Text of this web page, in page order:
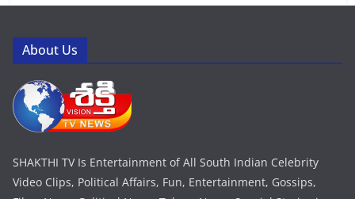
About Us
SHAKTHI TV Is Entertainment of All South Indian Celebrity
Video Clips, Political Affairs, Fun, Entertainment, Gossips,